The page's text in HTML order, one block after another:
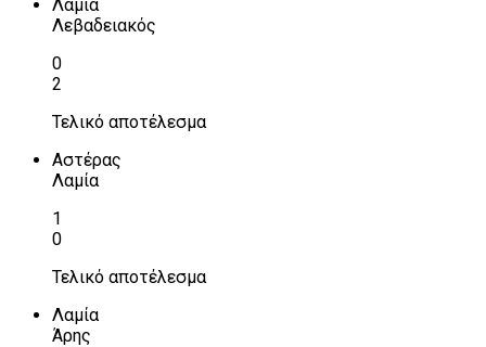
Λαμία
Λεβαδειακός
0
2
Τελικό αποτέλεσμα
Αστέρας
Λαμία
1
0
Τελικό αποτέλεσμα
Λαμία
Άρης